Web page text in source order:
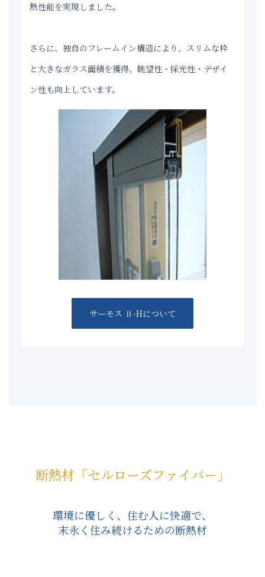
熱性能を実現しました。
さらに、独自のフレームイン構造により、スリムな枠
と大きなガラス面積を獲得、眺望性・採光性・デザイ
ン性も向上しています。
サーモス Ⅱ-Hについて
断熱材「セルローズファイバー」
環境に優しく、住む人に快適で、
末永く住み続けるための断熱材